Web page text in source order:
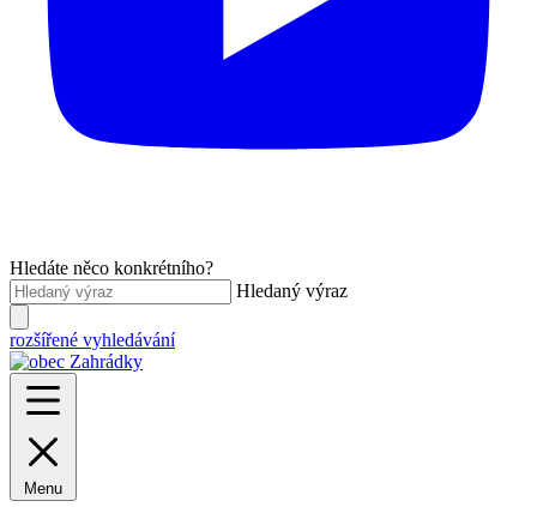
Hledáte něco konkrétního?
Hledaný výraz
rozšířené vyhledávání
Menu